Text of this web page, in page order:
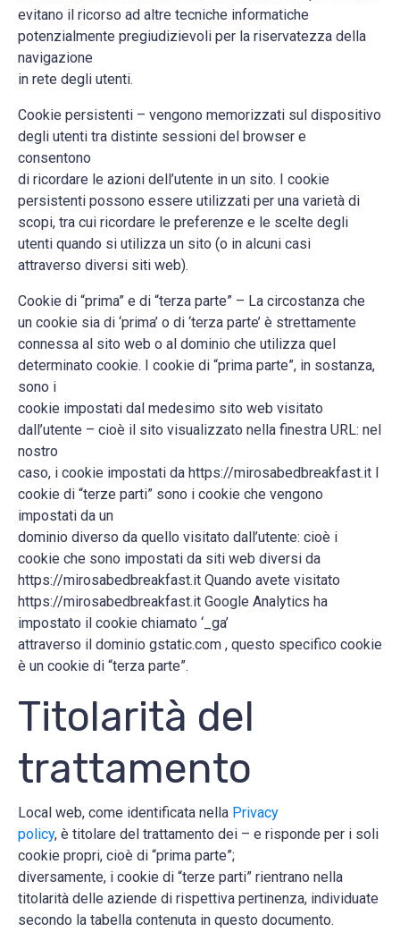
evitano il ricorso ad altre tecniche informatiche
potenzialmente pregiudizievoli per la riservatezza della
navigazione
in rete degli utenti.
Cookie persistenti – vengono memorizzati sul dispositivo
degli utenti tra distinte sessioni del browser e
consentono
di ricordare le azioni dell’utente in un sito. I cookie
persistenti possono essere utilizzati per una varietà di
scopi, tra cui ricordare le preferenze e le scelte degli
utenti quando si utilizza un sito (o in alcuni casi
attraverso diversi siti web).
Cookie di “prima” e di “terza parte” – La circostanza che
un cookie sia di ‘prima’ o di ‘terza parte’ è strettamente
connessa al sito web o al dominio che utilizza quel
determinato cookie. I cookie di “prima parte”, in sostanza,
sono i
cookie impostati dal medesimo sito web visitato
dall’utente – cioè il sito visualizzato nella finestra URL: nel
nostro
caso, i cookie impostati da https://mirosabedbreakfast.it I
cookie di “terze parti” sono i cookie che vengono
impostati da un
dominio diverso da quello visitato dall’utente: cioè i
cookie che sono impostati da siti web diversi da
https://mirosabedbreakfast.it Quando avete visitato
https://mirosabedbreakfast.it Google Analytics ha
impostato il cookie chiamato ‘_ga’
attraverso il dominio gstatic.com , questo specifico cookie
è un cookie di “terza parte”.
Titolarità del
trattamento
Local web, come identificata nella Privacy
policy, è titolare del trattamento dei – e risponde per i soli
cookie propri, cioè di “prima parte”;
diversamente, i cookie di “terze parti” rientrano nella
titolarità delle aziende di rispettiva pertinenza, individuate
secondo la tabella contenuta in questo documento.